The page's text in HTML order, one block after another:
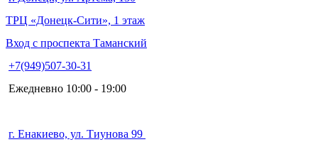
ТРЦ «Донецк-Сити», 1 этаж
Вход с проспекта Таманский
+7(949)507-30-31
Ежедневно 10:00 - 19:00
г. Енакиево, ул. Тиунова 99